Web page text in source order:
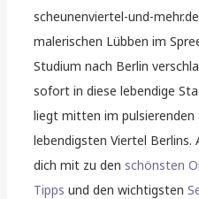
scheunenviertel-und-
malerischen Lübben im
Studium nach Berlin
sofort in diese lebendige
liegt mitten im pulsierenden
lebendigsten Viertel
dich mit zu denschönsten
Tipps und den wichtigsten